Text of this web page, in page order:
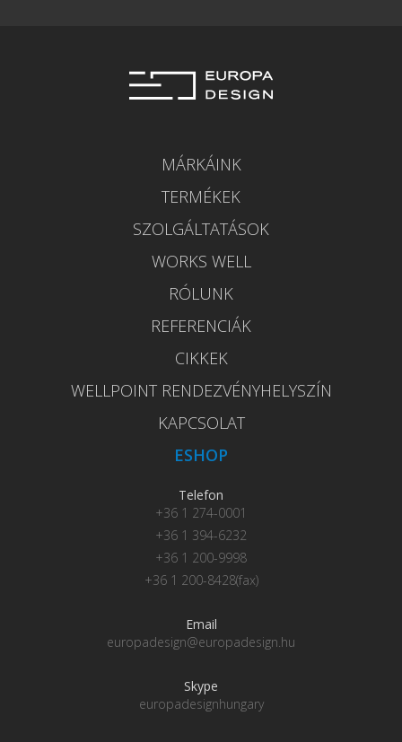
MÁRKÁINK
TERMÉKEK
SZOLGÁLTATÁSOK
WORKS WELL
RÓLUNK
REFERENCIÁK
CIKKEK
WELLPOINT RENDEZVÉNYHELYSZÍN
KAPCSOLAT
ESHOP
Telefon
+36 1 274-0001
+36 1 394-6232
+36 1 200-9998
+36 1 200-8428(fax)
Email
europadesign@europadesign.hu
Skype
europadesignhungary